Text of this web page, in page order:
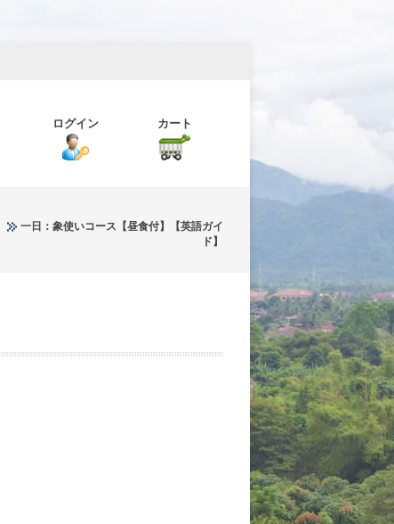
ログイン カート
一日：象使いコース【昼食付】【英語ガイ
ド】